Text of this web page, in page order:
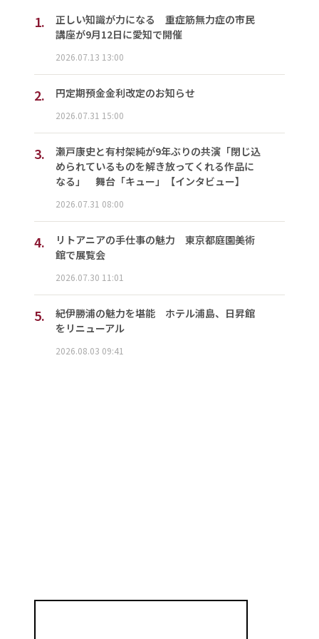
1.
正しい知識が力になる 重症筋無力症の市民
講座が9月12日に愛知で開催
2026.07.13 13:00
2. 円定期預金金利改定のお知らせ
2026.07.31 15:00
3.
瀬戸康史と有村架純が9年ぶりの共演「閉じ込
められているものを解き放ってくれる作品に
なる」 舞台「キュー」【インタビュー】
2026.07.31 08:00
4.
リトアニアの手仕事の魅力 東京都庭園美術
館で展覧会
2026.07.30 11:01
5.
紀伊勝浦の魅力を堪能 ホテル浦島、日昇館
をリニューアル
2026.08.03 09:41